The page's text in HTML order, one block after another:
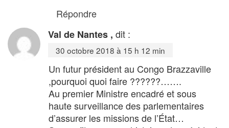
Répondre
Val de Nantes , dit :
30 octobre 2018 à 15 h 12 min
Un futur président au Congo Brazzaville
,pourquoi quoi faire ??????…….
Au premier Ministre encadré et sous
haute surveillance des parlementaires
d’assurer les missions de l’État…